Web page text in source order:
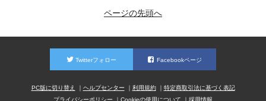
ページの先頭へ
Twitterフォロー Facebookページ
PC版に切り替え ヘルプセンター 利用規約
特定商取引法に基づく表記
プライバシーポリシー
Cookieの使用について 採用情報